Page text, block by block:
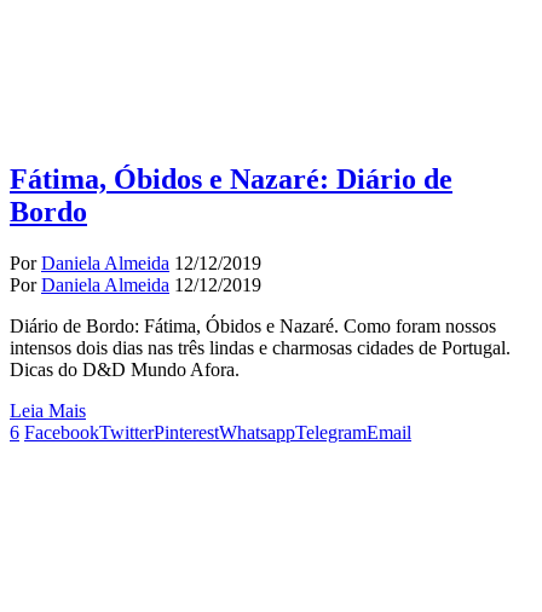
Fátima, Óbidos e Nazaré: Diário de
Bordo
PorDaniela Almeida 12/12/2019
PorDaniela Almeida 12/12/2019
Diário de Bordo: Fátima, Óbidos e Nazaré. Como foram nossos
intensos dois dias nas três lindas e charmosas cidades de Portugal.
Dicas do D&D Mundo Afora.
Leia Mais
6 FacebookTwitterPinterestWhatsappTelegramEmail